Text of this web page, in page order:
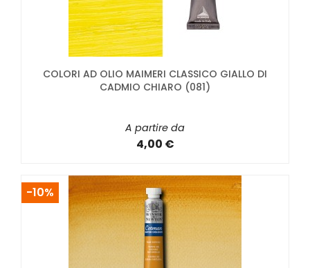
COLORI AD OLIO MAIMERI CLASSICO GIALLO DI
CADMIO CHIARO (081)
A partire da
4,00 €
-10%